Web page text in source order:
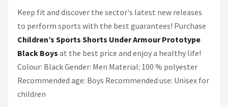
Keep fit and discover the sector's latest new releases
to perform sports with the best guarantees! Purchase
Children’s Sports Shorts Under Armour Prototype
Black Boys at the best price and enjoy a healthy life!
Colour: Black Gender: Men Material: 100 % polyester
Recommended age: Boys Recommended use: Unisex for
children